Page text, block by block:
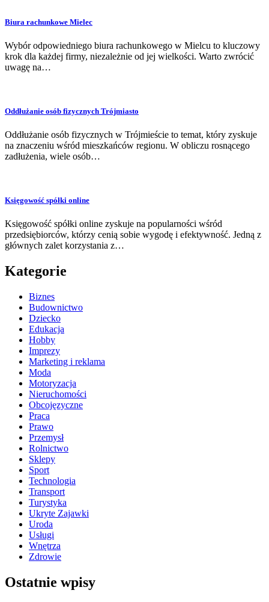
Biura rachunkowe Mielec
Wybór odpowiedniego biura rachunkowego w Mielcu to kluczowy
krok dla każdej firmy, niezależnie od jej wielkości. Warto zwrócić
uwagę na…
Oddłużanie osób fizycznych Trójmiasto
Oddłużanie osób fizycznych w Trójmieście to temat, który zyskuje
na znaczeniu wśród mieszkańców regionu. W obliczu rosnącego
zadłużenia, wiele osób…
Księgowość spółki online
Księgowość spółki online zyskuje na popularności wśród
przedsiębiorców, którzy cenią sobie wygodę i efektywność. Jedną z
głównych zalet korzystania z…
Kategorie
Biznes
Budownictwo
Dziecko
Edukacja
Hobby
Imprezy
Marketing i reklama
Moda
Motoryzacja
Nieruchomości
Obcojęzyczne
Praca
Prawo
Przemysł
Rolnictwo
Sklepy
Sport
Technologia
Transport
Turystyka
Ukryte Zajawki
Uroda
Usługi
Wnętrza
Zdrowie
Ostatnie wpisy